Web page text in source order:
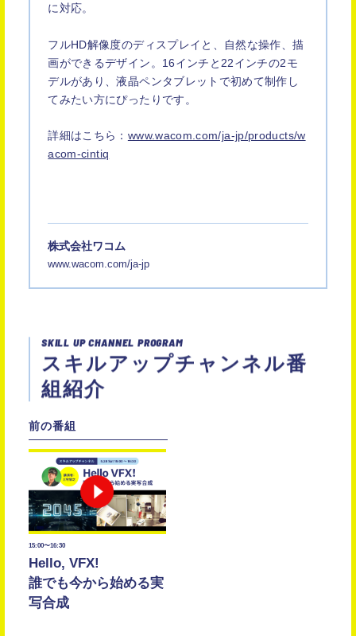
に対応。
フルHD解像度のディスプレイと、自然な操作、描
画ができるデザイン。16インチと22インチの2モ
デルがあり、液晶ペンタブレットで初めて制作し
てみたい方にぴったりです。
詳細はこちら： www.wacom.com/ja-jp/products/w
acom-cintiq
株式会社ワコム
www.wacom.com/ja-jp
SKILL UP CHANNEL PROGRAM
スキルアップチャンネル番
組紹介
15:00〜16:30
Hello, VFX!
誰でも今から始める実
写合成